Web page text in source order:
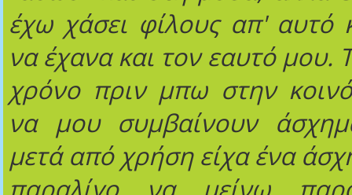
έχω χάσει φίλους απ' αυτό
να έχανα και τον εαυτό μου.
χρόνο πριν μπω στην
να μου συμβαίνουν
μετά από χρήση είχα ένα